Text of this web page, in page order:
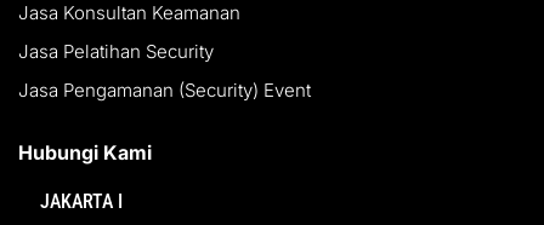
Jasa Konsultan Keamanan
Jasa Pelatihan Security
Jasa Pengamanan (Security) Event
Hubungi Kami
JAKARTA I